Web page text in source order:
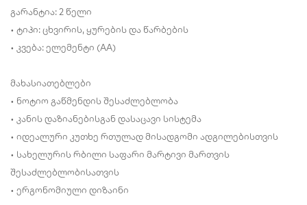
გარანტია: 2 წელი
• ტიპი: ცხვირის, ყურების და წარბების
• კვება: ელემენტი (AA)
მახასიათებლები
• ნოტიო გაწმენდის შესაძლებლობა
• კანის დაზიანებისგან დასაცავი სისტემა
• იდეალური კუთხე რთულად მისადგომი ადგილებისთვის
• სახელურის რბილი საფარი მარტივი მართვის
შესაძლებლობისათვის
• ერგონომიული დიზაინი